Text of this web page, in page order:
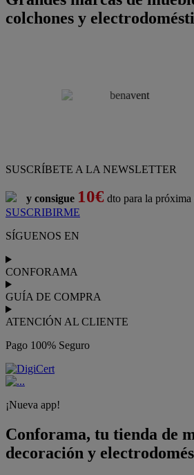
colchones y
SUSCRÍBETE A LA NEWSLETTER
y consigue 10€ dto para la próxima
SUSCRIBIRME
SÍGUENOS EN
CONFORAMA
GUÍA DE COMPRA
ATENCIÓN AL CLIENTE
Pago 100% Seguro
¡Nueva app!
Conforama, tu tienda de
decoración y